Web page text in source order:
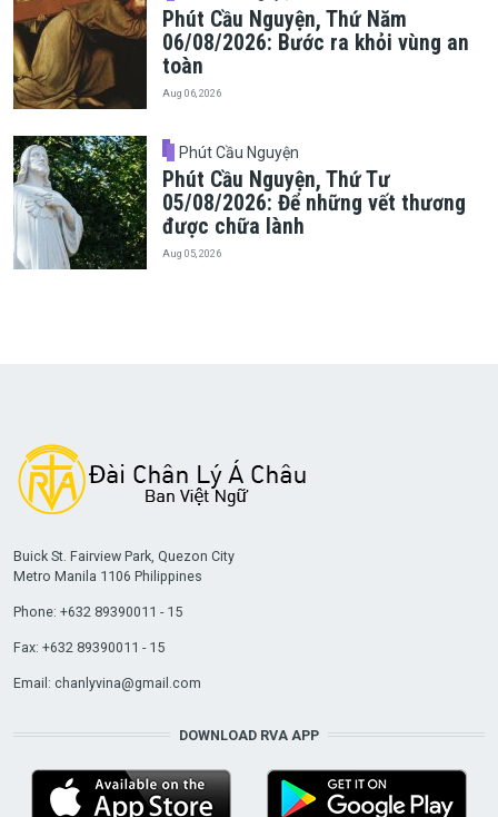
Phút Cầu Nguyện, Thứ Năm
06/08/2026: Bước ra khỏi vùng an
toàn
Aug 06, 2026
Phút Cầu Nguyện
Phút Cầu Nguyện, Thứ Tư
05/08/2026: Để những vết thương
được chữa lành
Aug 05, 2026
Buick St. Fairview Park, Quezon City
Metro Manila 1106 Philippines
Phone: +632 89390011 - 15
Fax: +632 89390011 - 15
Email: chanlyvina@gmail.com
DOWNLOAD RVA APP